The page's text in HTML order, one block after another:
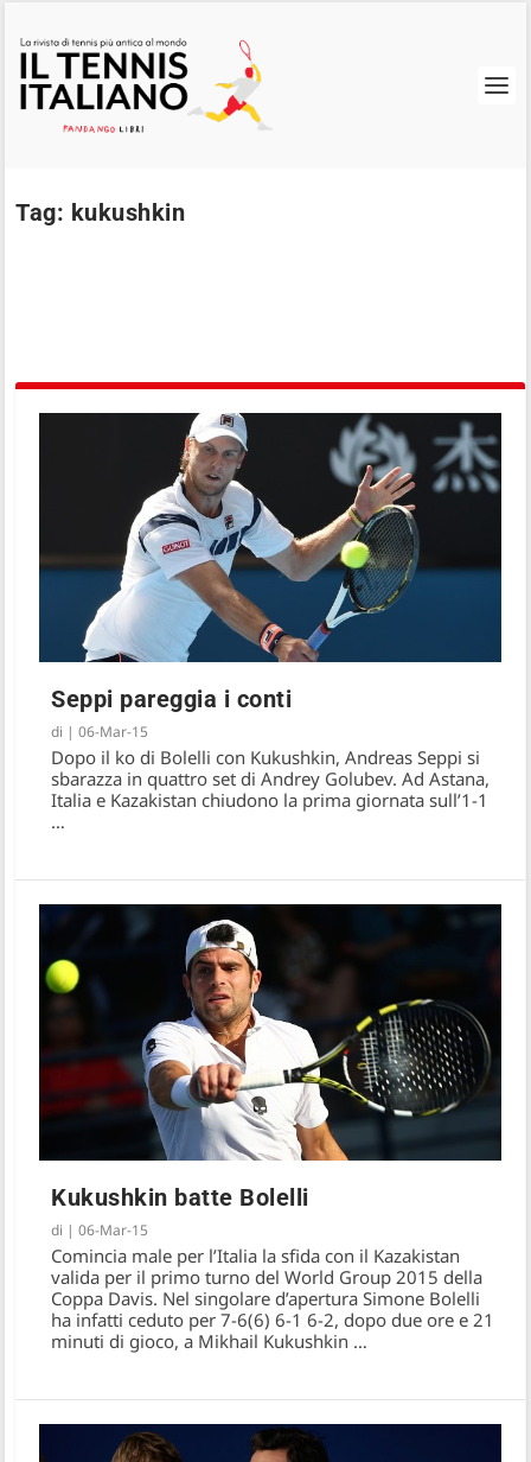
Tag: kukushkin
Fognini e Seppi ko, Caporetto Italia
Seppi pareggia i conti
di |06-Mar-15
Dopo il ko di Bolelli con Kukushkin, Andreas Seppi si
sbarazza in quattro set di Andrey Golubev. Ad Astana,
Italia e Kazakistan chiudono la prima giornata sull’1-1
…
Kukushkin batte Bolelli
di |06-Mar-15
Comincia male per l’Italia la sfida con il Kazakistan
valida per il primo turno del World Group 2015 della
Coppa Davis. Nel singolare d’apertura Simone Bolelli
ha infatti ceduto per 7-6(6) 6-1 6-2, dopo due ore e 21
minuti di gioco, a Mikhail Kukushkin …